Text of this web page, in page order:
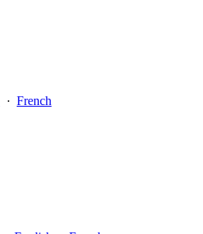
· French